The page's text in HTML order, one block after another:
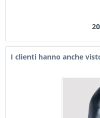
I clienti hanno anche